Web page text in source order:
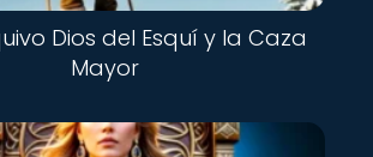
Dios del Esquí y la Caza
Mayor